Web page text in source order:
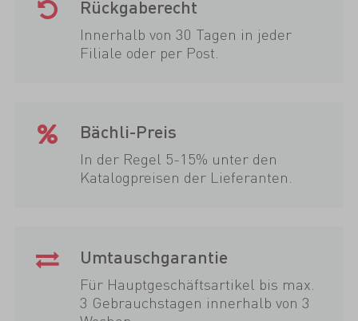
Rückgaberecht
Innerhalb von 30 Tagen in jeder
Filiale oder per Post.
Bächli-Preis
In der Regel 5-15% unter den
Katalogpreisen der Lieferanten.
Umtauschgarantie
Für Hauptgeschäftsartikel bis max.
3 Gebrauchstagen innerhalb von 3